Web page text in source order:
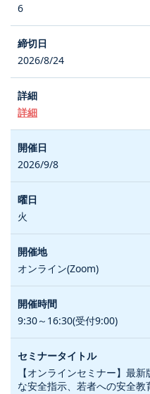
6
2026/8/24
詳細
2026/9/8
火
オンライン(Zoom)
9:30～16:30(受付9:00)
【オンラインセミナー】最
な安全指示、若者への安全教